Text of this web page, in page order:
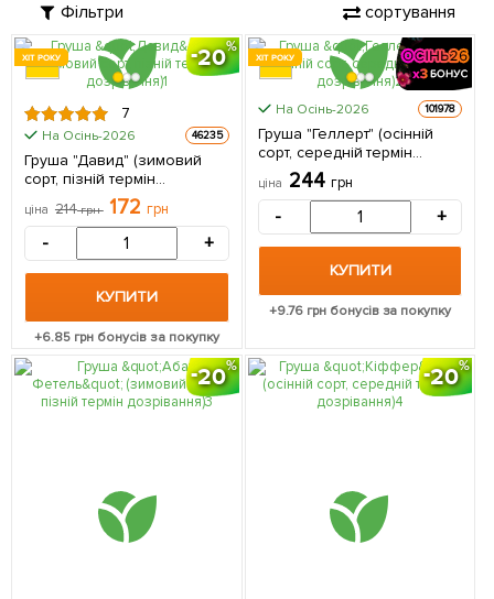
Фільтри сортування
20
ХІТ РОКУ
7
На Осінь-2026 46235
Груша "Давид" (зимовий
сорт, пізній термін
дозрівання) 1 саджанець в
упаковці
ціна 214грн 172 грн
- +
КУПИТИ
+6.85 грн бонусів за покупку
ХІТ РОКУ
На Осінь-2026 101978
Груша "Геллерт" (осінній
сорт, середній термін
дозрівання) 1 саджанець в
упаковці
ціна 244 грн
- +
КУПИТИ
+9.76грн бонусів за покупку
20 20